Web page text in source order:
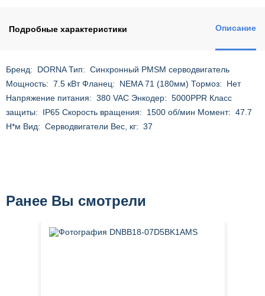
Подробные характеристики Описание
Бренд: DORNA Тип: Синхронный PMSM cерводвигатель
Мощность: 7.5 кВт Фланец: NEMA 71 (180мм) Тормоз: Нет
Напряжение питания: 380 VAC Энкодер: 5000PPR Класс
защиты: IP65 Скорость вращения: 1500 об/мин Момент: 47.7
Н*м Вид: Серводвигатели Вес, кг: 37
Ранее Вы смотрели